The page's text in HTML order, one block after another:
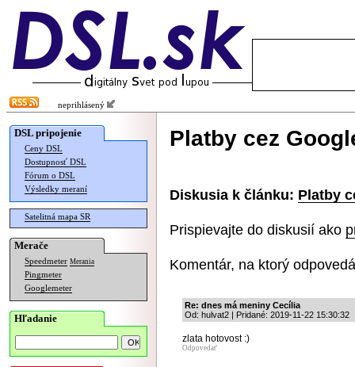
neprihlásený
DSL pripojenie
Ceny DSL
Dostupnosť DSL
Fórum o DSL
Výsledky meraní
Satelitná mapa SR
Merače
Speedmeter Merania
Pingmeter
Googlemeter
Hľadanie
Platby cez
Diskusia k článku: Platby
Prispievajte do diskusií ako
Komentár, na ktorý
Re: dnes má meniny Cecília
Od: hulvat2 | Pridané: 2019-11-22 15:30:32
zlata hotovost :)
Odpovedať